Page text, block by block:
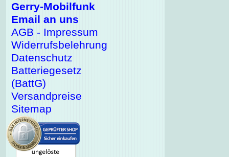
Gerry-Mobilfunk
Email an uns
AGB - Impressum
Widerrufsbelehrung
Datenschutz
Batteriegesetz
(BattG)
Versandpreise
Sitemap